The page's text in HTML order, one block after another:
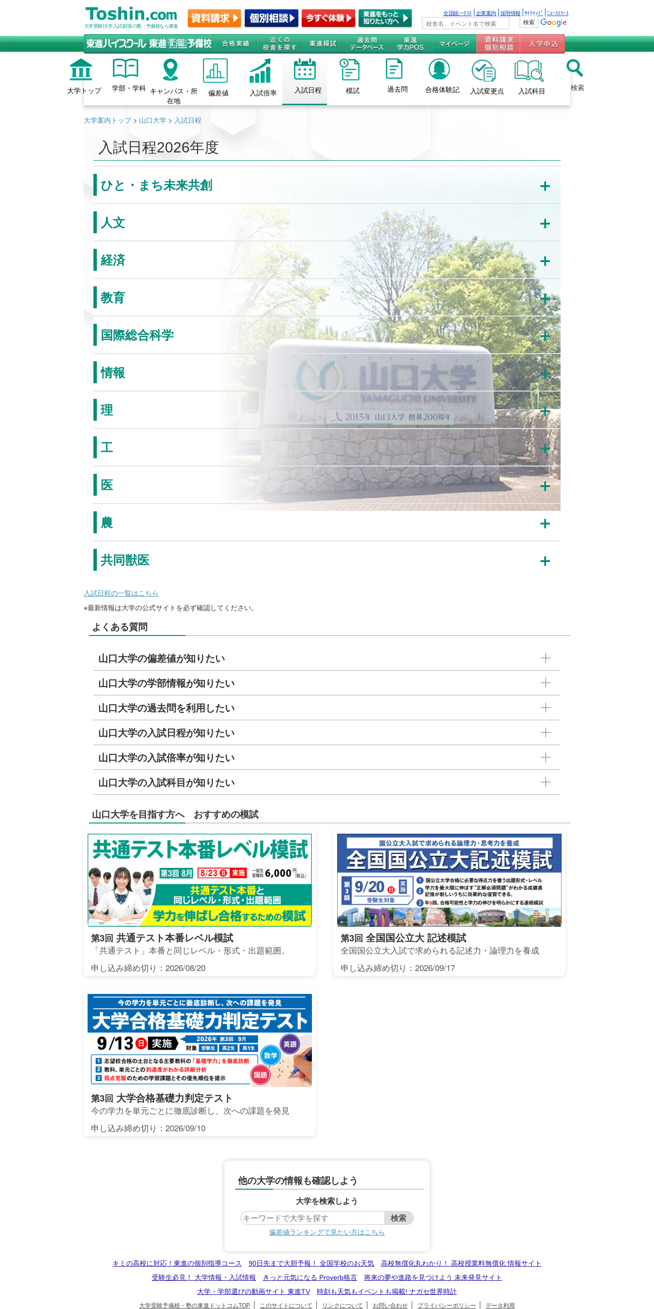
大学受験(大学入試)対策の塾・予備校なら東進
全国統一ﾃｽﾄ 企業案内 採用情報 ｻｲﾄﾏｯﾌﾟ ﾆｭｰｽﾘﾘｰｽ
大学トップ 学部・学科 キャンパス・所
在地
偏差値 入試倍率 入試日程 模試 過去問 合格体験記 入試変更点 入試科目 検索
大学案内トップ> 山口大学 > 入試日程
入試日程2026年度
ひと・まち未来共創 ＋
人文 ＋
経済 ＋
教育 ＋
国際総合科学 ＋
情報 ＋
理 ＋
工 ＋
医 ＋
農 ＋
共同獣医 ＋
入試日程の一覧はこちら
※最新情報は大学の公式サイトを必ず確認してください。
よくある質問
山口大学の偏差値が知りたい
山口大学の学部情報が知りたい
山口大学の過去問を利用したい
山口大学の入試日程が知りたい
山口大学の入試倍率が知りたい
山口大学の入試科目が知りたい
山口大学を目指す方へ おすすめの模試
第3回 共通テスト本番レベル模試
「共通テスト」本番と同じレベル・形式・出題範囲。
申し込み締め切り：2026/08/20
第3回 全国国公立大 記述模試
全国国公立大入試で求められる記述力・論理力を養成
申し込み締め切り：2026/09/17
第3回 大学合格基礎力判定テスト
今の学力を単元ごとに徹底診断し、次への課題を発見
申し込み締め切り：2026/09/10
他の大学の情報も確認しよう
大学を検索しよう
偏差値ランキングで見たい方はこちら
キミの高校に対応！東進の個別指導コース 90日先まで大胆予報！ 全国学校のお天気
高校無償化丸わかり！ 高校授業料無償化 情報サイト
受験生必見！ 大学情報・入試情報
きっと元気になる Proverb格言
将来の夢や進路を見つけよう 未来発見サイト
大学・学部選びの動画サイト 東進TV
時刻も天気もイベントも掲載! ナガセ世界時計
大学受験予備校・塾の東進ドットコムTOP このサイトについて リンクについて お問い合わせ プライバシーポリシー データ利用